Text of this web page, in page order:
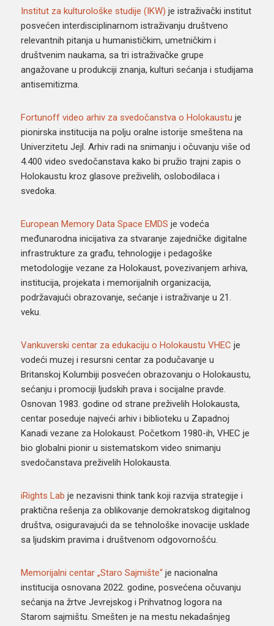
Institut za kulturološke studije (IKW) je istraživački institut
posvećen interdisciplinarnom istraživanju društveno
relevantnih pitanja u humanističkim, umetničkim i
društvenim naukama, sa tri istraživačke grupe
angažovane u produkciji znanja, kulturi sećanja i studijama
antisemitizma.
Fortunoff video arhiv za svedočanstva o Holokaustu je
pionirska institucija na polju oralne istorije smeštena na
Univerzitetu Jejl. Arhiv radi na snimanju i očuvanju više od
4.400 video svedočanstava kako bi pružio trajni zapis o
Holokaustu kroz glasove preživelih, oslobodilaca i
svedoka.
European Memory Data Space EMDS je vodeća
međunarodna inicijativa za stvaranje zajedničke digitalne
infrastrukture za građu, tehnologije i pedagoške
metodologije vezane za Holokaust, povezivanjem arhiva,
institucija, projekata i memorijalnih organizacija,
podržavajući obrazovanje, sećanje i istraživanje u 21.
veku.
Vankuverski centar za edukaciju o Holokaustu VHEC je
vodeći muzej i resursni centar za podučavanje u
Britanskoj Kolumbiji posvećen obrazovanju o Holokaustu,
sećanju i promociji ljudskih prava i socijalne pravde.
Osnovan 1983. godine od strane preživelih Holokausta,
centar poseduje najveći arhiv i biblioteku u Zapadnoj
Kanadi vezane za Holokaust. Početkom 1980-ih, VHEC je
bio globalni pionir u sistematskom video snimanju
svedočanstava preživelih Holokausta.
iRights Lab je nezavisni think tank koji razvija strategije i
praktična rešenja za oblikovanje demokratskog digitalnog
društva, osiguravajući da se tehnološke inovacije usklade
sa ljudskim pravima i društvenom odgovornošću.
Memorijalni centar „Staro Sajmište“je nacionalna
institucija osnovana 2022. godine, posvećena očuvanju
sećanja na žrtve Jevrejskog i Prihvatnog logora na
Starom sajmištu. Smešten je na mestu nekadašnjeg